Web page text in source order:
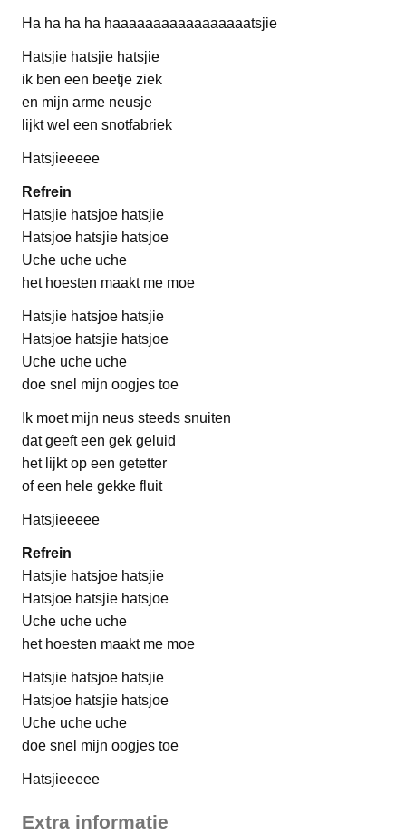
Ha ha ha ha haaaaaaaaaaaaaaaaatsjie
Hatsjie hatsjie hatsjie
ik ben een beetje ziek
en mijn arme neusje
lijkt wel een snotfabriek
Hatsjieeeee
Refrein
Hatsjie hatsjoe hatsjie
Hatsjoe hatsjie hatsjoe
Uche uche uche
het hoesten maakt me moe
Hatsjie hatsjoe hatsjie
Hatsjoe hatsjie hatsjoe
Uche uche uche
doe snel mijn oogjes toe
Ik moet mijn neus steeds snuiten
dat geeft een gek geluid
het lijkt op een getetter
of een hele gekke fluit
Hatsjieeeee
Refrein
Hatsjie hatsjoe hatsjie
Hatsjoe hatsjie hatsjoe
Uche uche uche
het hoesten maakt me moe
Hatsjie hatsjoe hatsjie
Hatsjoe hatsjie hatsjoe
Uche uche uche
doe snel mijn oogjes toe
Hatsjieeeee
Extra informatie